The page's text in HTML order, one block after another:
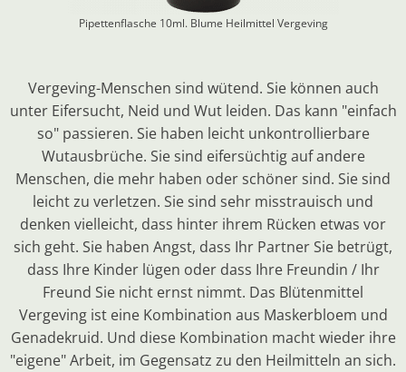
Pipettenflasche 10ml. Blume Heilmittel Vergeving
Vergeving-Menschen sind wütend. Sie können auch
unter Eifersucht, Neid und Wut leiden. Das kann "einfach
so" passieren. Sie haben leicht unkontrollierbare
Wutausbrüche. Sie sind eifersüchtig auf andere
Menschen, die mehr haben oder schöner sind. Sie sind
leicht zu verletzen. Sie sind sehr misstrauisch und
denken vielleicht, dass hinter ihrem Rücken etwas vor
sich geht. Sie haben Angst, dass Ihr Partner Sie betrügt,
dass Ihre Kinder lügen oder dass Ihre Freundin / Ihr
Freund Sie nicht ernst nimmt. Das Blütenmittel
Vergeving ist eine Kombination aus Maskerbloem und
Genadekruid. Und diese Kombination macht wieder ihre
"eigene" Arbeit, im Gegensatz zu den Heilmitteln an sich.